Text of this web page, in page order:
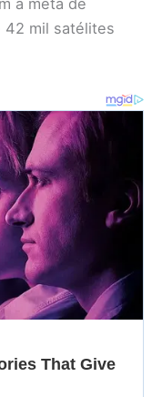
42 mil satélites